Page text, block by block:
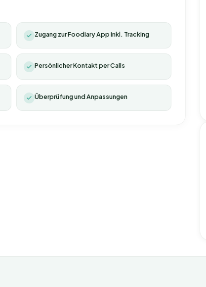
Zugang zur Foodiary App inkl. Tracking
Persönlicher Kontakt per Calls
Überprüfung und Anpassungen